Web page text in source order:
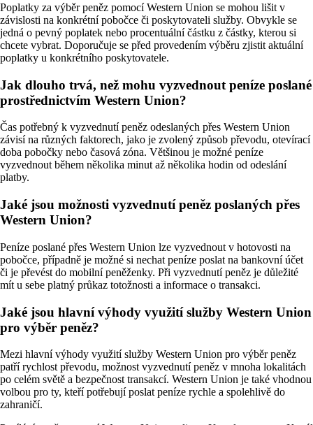
Poplatky za výběr peněz pomocí Western Union se mohou lišit v
závislosti na konkrétní pobočce či poskytovateli služby. Obvykle se
jedná o pevný poplatek nebo procentuální částku z částky, kterou si
chcete vybrat. Doporučuje se před provedením výběru zjistit aktuální
poplatky u konkrétního poskytovatele.
Jak dlouho trvá, než mohu vyzvednout peníze poslané
prostřednictvím Western Union?
Čas potřebný k vyzvednutí peněz odeslaných přes Western Union
závisí na různých faktorech, jako je zvolený způsob převodu, otevírací
doba pobočky nebo časová zóna. Většinou je možné peníze
vyzvednout během několika minut až několika hodin od odeslání
platby.
Jaké jsou možnosti vyzvednutí peněz poslaných přes
Western Union?
Peníze poslané přes Western Union lze vyzvednout v hotovosti na
pobočce, případně je možné si nechat peníze poslat na bankovní účet
či je převést do mobilní peněženky. Při vyzvednutí peněz je důležité
mít u sebe platný průkaz totožnosti a informace o transakci.
Jaké jsou hlavní výhody využití služby Western Union
pro výběr peněz?
Mezi hlavní výhody využití služby Western Union pro výběr peněz
patří rychlost převodu, možnost vyzvednutí peněz v mnoha lokalitách
po celém světě a bezpečnost transakcí. Western Union je také vhodnou
volbou pro ty, kteří potřebují poslat peníze rychle a spolehlivě do
zahraničí.